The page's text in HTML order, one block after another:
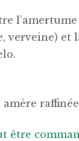
l’amertume
verveine) et
être